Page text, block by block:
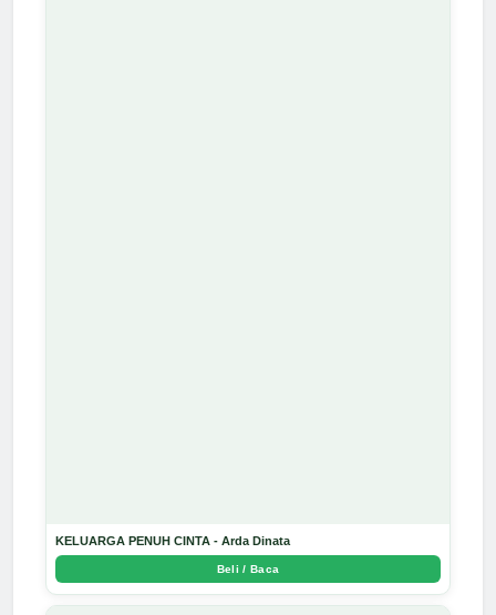
KELUARGA PENUH CINTA - Arda Dinata
Beli / Baca